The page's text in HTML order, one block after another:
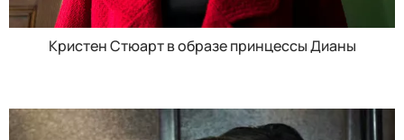
Кристен Стюарт в образе принцессы Дианы